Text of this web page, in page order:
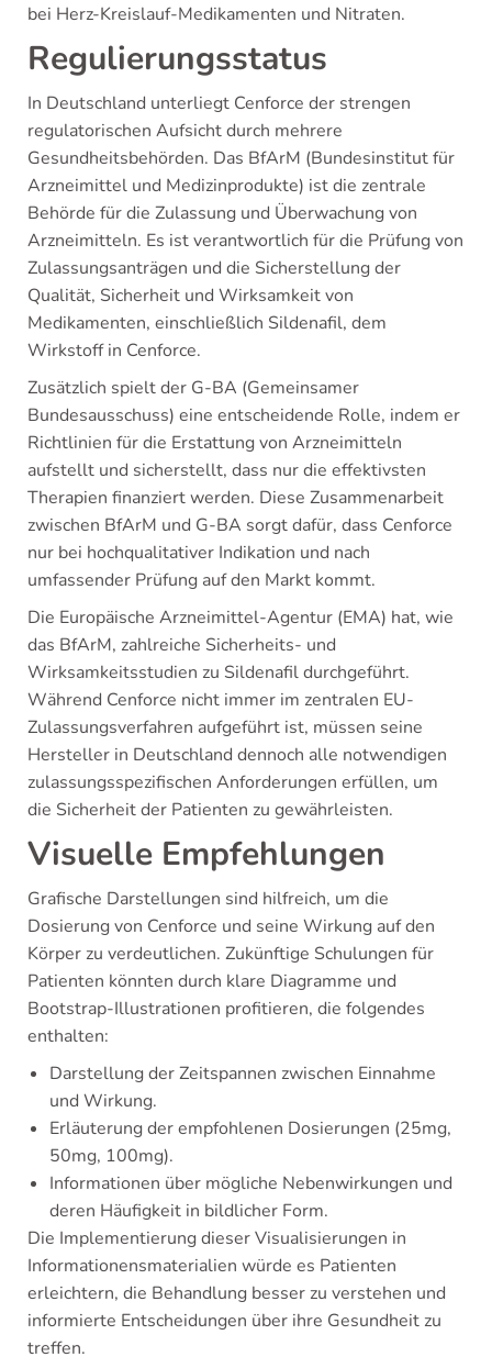
bei Herz-Kreislauf-Medikamenten und Nitraten.
Regulierungsstatus
In Deutschland unterliegt Cenforce der strengen
regulatorischen Aufsicht durch mehrere
Gesundheitsbehörden. Das BfArM (Bundesinstitut für
Arzneimittel und Medizinprodukte) ist die zentrale
Behörde für die Zulassung und Überwachung von
Arzneimitteln. Es ist verantwortlich für die Prüfung von
Zulassungsanträgen und die Sicherstellung der
Qualität, Sicherheit und Wirksamkeit von
Medikamenten, einschließlich Sildenafil, dem
Wirkstoff in Cenforce.
Zusätzlich spielt der G-BA (Gemeinsamer
Bundesausschuss) eine entscheidende Rolle, indem er
Richtlinien für die Erstattung von Arzneimitteln
aufstellt und sicherstellt, dass nur die effektivsten
Therapien finanziert werden. Diese Zusammenarbeit
zwischen BfArM und G-BA sorgt dafür, dass Cenforce
nur bei hochqualitativer Indikation und nach
umfassender Prüfung auf den Markt kommt.
Die Europäische Arzneimittel-Agentur (EMA) hat, wie
das BfArM, zahlreiche Sicherheits- und
Wirksamkeitsstudien zu Sildenafil durchgeführt.
Während Cenforce nicht immer im zentralen EU-
Zulassungsverfahren aufgeführt ist, müssen seine
Hersteller in Deutschland dennoch alle notwendigen
zulassungsspezifischen Anforderungen erfüllen, um
die Sicherheit der Patienten zu gewährleisten.
Visuelle Empfehlungen
Grafische Darstellungen sind hilfreich, um die
Dosierung von Cenforce und seine Wirkung auf den
Körper zu verdeutlichen. Zukünftige Schulungen für
Patienten könnten durch klare Diagramme und
Bootstrap-Illustrationen profitieren, die folgendes
enthalten:
Darstellung der Zeitspannen zwischen Einnahme
und Wirkung.
Erläuterung der empfohlenen Dosierungen (25mg,
50mg, 100mg).
Informationen über mögliche Nebenwirkungen und
deren Häufigkeit in bildlicher Form.
Die Implementierung dieser Visualisierungen in
Informationensmaterialien würde es Patienten
erleichtern, die Behandlung besser zu verstehen und
informierte Entscheidungen über ihre Gesundheit zu
treffen.